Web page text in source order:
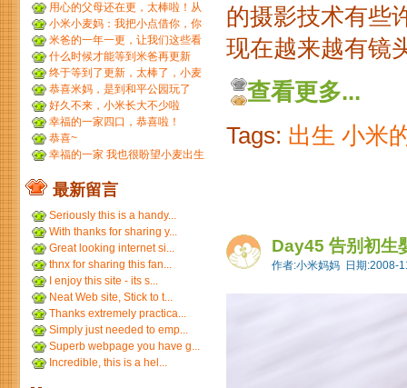
的摄影技术有些
现在越来越有镜
查看更多...
Tags: 出生 小米
Day45 告别初生
作者:小米妈妈 日期:2008-
用心的父母还在更，太棒啦！从
小米到小麦，好温暖 ...
小米小麦妈：我把小点借你，你
那裙子借我们，呵呵呵。...
米爸的一年一更，让我们这些看
友等的好久，小米都长得...
什么时候才能等到米爸再更新
呢？
终于等到了更新，太棒了，小麦
和小米小时候一个模子刻...
恭喜米妈，是到和平公园玩了
吗？ ...
好久不来，小米长大不少啦
幸福的一家四口，恭喜啦！
恭喜~
幸福的一家 我也很盼望小麦出生
最新留言
Seriously this is a handy...
With thanks for sharing y...
Great looking internet si...
thnx for sharing this fan...
I enjoy this site - its s...
Neat Web site, Stick to t...
Thanks extremely practica...
Simply just needed to emp...
Superb webpage you have g...
Incredible, this is a hel...